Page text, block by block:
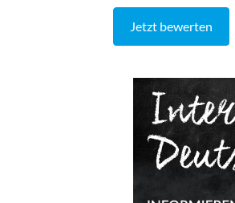
Jetzt bewerten